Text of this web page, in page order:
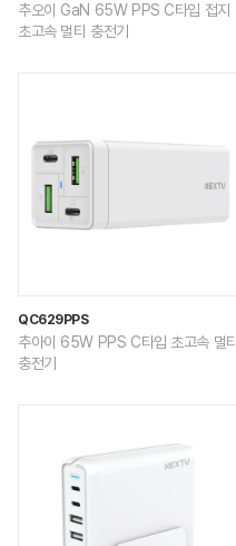
추오이 GaN 65W PPS C타입 접지
초고속 멀티 충전기
QC629PPS
추아이 65W PPS C타입 초고속 멀티
충전기